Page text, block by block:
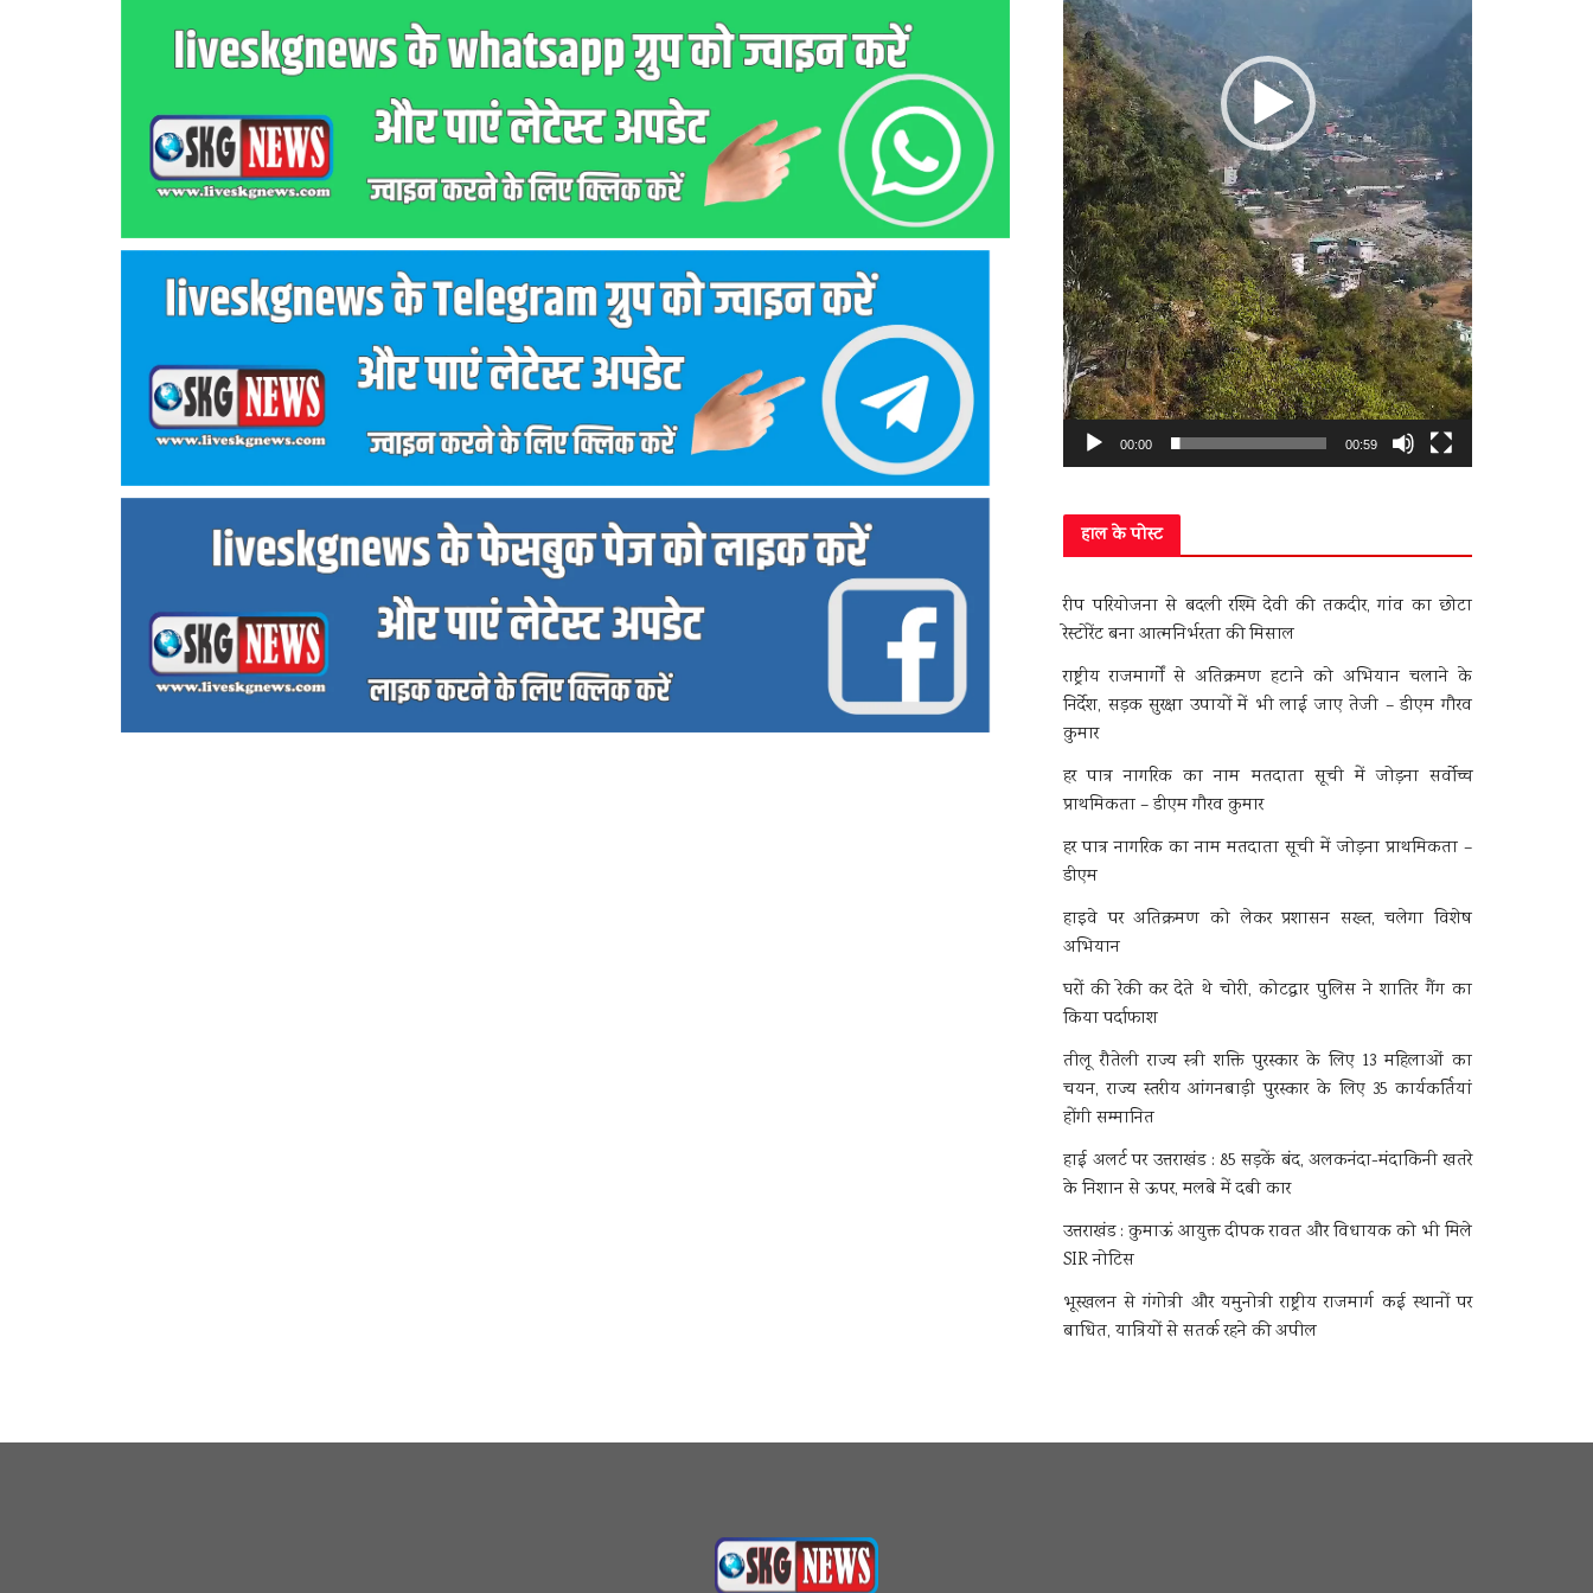
00:00 00:59
हाल के पोस्ट
रीप परियोजना से बदली रश्मि देवी की तकदीर, गांव का छोटा
रेस्टोरेंट बना आत्मनिर्भरता की मिसाल
राष्ट्रीय राजमार्गों से अतिक्रमण हटाने को अभियान चलाने के
निर्देश, सड़क सुरक्षा उपायों में भी लाई जाए तेजी – डीएम गौरव
कुमार
हर पात्र नागरिक का नाम मतदाता सूची में जोड़ना सर्वोच्च
प्राथमिकता – डीएम गौरव कुमार
हर पात्र नागरिक का नाम मतदाता सूची में जोड़ना प्राथमिकता –
डीएम
हाइवे पर अतिक्रमण को लेकर प्रशासन सख्त, चलेगा विशेष
अभियान
घरों की रेकी कर देते थे चोरी, कोटद्वार पुलिस ने शातिर गैंग का
किया पर्दाफाश
तीलू रौतेली राज्य स्त्री शक्ति पुरस्कार के लिए 13 महिलाओं का
चयन, राज्य स्तरीय आंगनबाड़ी पुरस्कार के लिए 35 कार्यकर्तियां
होंगी सम्मानित
हाई अलर्ट पर उत्तराखंड : 85 सड़कें बंद, अलकनंदा-मंदाकिनी खतरे
के निशान से ऊपर, मलबे में दबी कार
उत्तराखंड : कुमाऊं आयुक्त दीपक रावत और विधायक को भी मिले
SIR नोटिस
भूस्खलन से गंगोत्री और यमुनोत्री राष्ट्रीय राजमार्ग कई स्थानों पर
बाधित, यात्रियों से सतर्क रहने की अपील